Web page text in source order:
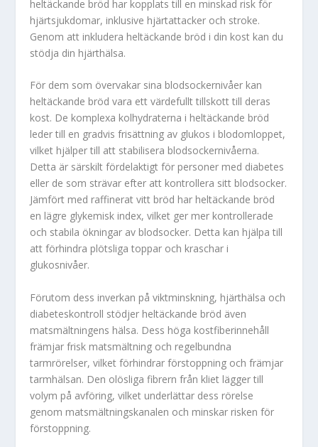
heltäckande bröd har kopplats till en minskad risk för
hjärtsjukdomar, inklusive hjärtattacker och stroke.
Genom att inkludera heltäckande bröd i din kost kan du
stödja din hjärthälsa.
För dem som övervakar sina blodsockernivåer kan
heltäckande bröd vara ett värdefullt tillskott till deras
kost. De komplexa kolhydraterna i heltäckande bröd
leder till en gradvis frisättning av glukos i blodomloppet,
vilket hjälper till att stabilisera blodsockernivåerna.
Detta är särskilt fördelaktigt för personer med diabetes
eller de som strävar efter att kontrollera sitt blodsocker.
Jämfört med raffinerat vitt bröd har heltäckande bröd
en lägre glykemisk index, vilket ger mer kontrollerade
och stabila ökningar av blodsocker. Detta kan hjälpa till
att förhindra plötsliga toppar och kraschar i
glukosnivåer.
Förutom dess inverkan på viktminskning, hjärthälsa och
diabeteskontroll stödjer heltäckande bröd även
matsmältningens hälsa. Dess höga kostfiberinnehåll
främjar frisk matsmältning och regelbundna
tarmrörelser, vilket förhindrar förstoppning och främjar
tarmhälsan. Den olösliga fibrern från kliet lägger till
volym på avföring, vilket underlättar dess rörelse
genom matsmältningskanalen och minskar risken för
förstoppning.